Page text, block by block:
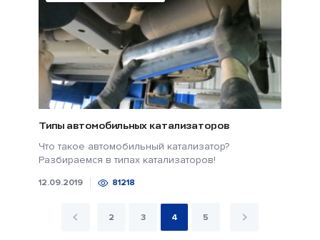
Типы автомобильных катализаторов
Что такое автомобильный катализатор?
Разбираемся в типах катализаторов!
12.09.2019 81218
2 3 4 5